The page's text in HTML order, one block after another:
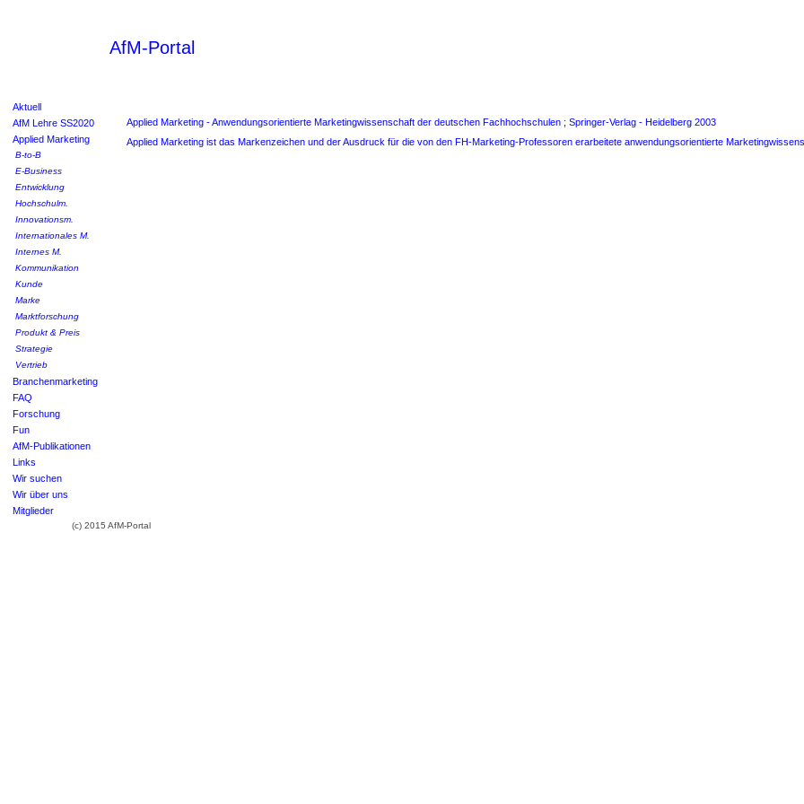
AfM-Portal
Aktuell
AfM Lehre SS2020
Applied Marketing
B-to-B
E-Business
Entwicklung
Hochschulm.
Innovationsm.
Internationales M.
Internes M.
Kommunikation
Kunde
Marke
Marktforschung
Produkt & Preis
Strategie
Vertrieb
Branchenmarketing
FAQ
Forschung
Fun
AfM-Publikationen
Links
Wir suchen
Wir über uns
Mitglieder
Applied Marketing - Anwendungsorientierte Marketingwissenschaft der deutschen Fachhochschulen ; Springer-Verlag - Heidelberg 2003
Applied Marketing ist das Markenzeichen und der Ausdruck für die von den FH-Marketing-Professoren erarbeitete anwendungsorientierte
(c) 2015 AfM-Portal